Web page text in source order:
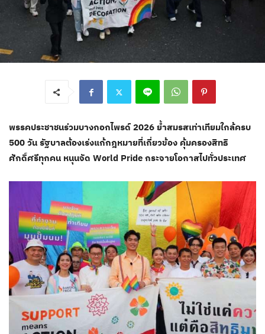
พรรคประชาชนร่วมบางกอกไพรด์ 2026 ย้ำสมรสเท่าเทียมใกล้ครบ
500 วัน รัฐบาลต้องเร่งแก้กฎหมายที่เกี่ยวข้อง คุ้มครองสิทธิ
ศักดิ์ศรีทุกคน หนุนจัด World Pride กระจายโอกาสไปทั่วประเทศ